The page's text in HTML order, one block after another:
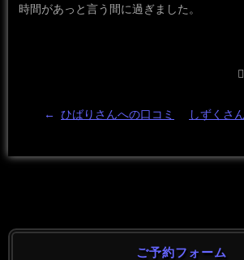
時間があっと言う間に過ぎました。
← ひばりさんへの口コミ しずくさ
ご予約フォーム